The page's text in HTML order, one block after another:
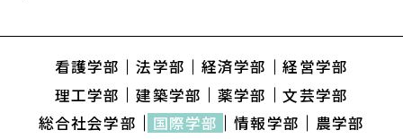
看護学部 法学部 経済学部
経営学部
理工学部
建築学部 薬学部
文芸学部
総合社会学部
国際学部 情報学部
農学部